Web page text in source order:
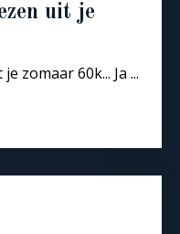
uit je
zomaar 60k... Ja ...